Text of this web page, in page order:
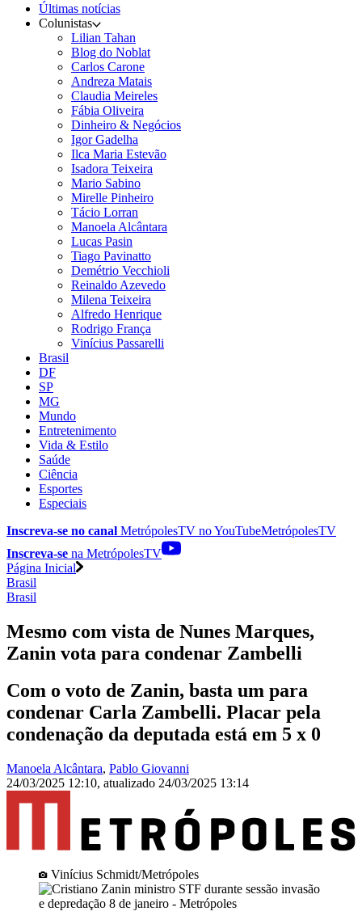
Últimas notícias
Colunistas
Lilian Tahan
Blog do Noblat
Carlos Carone
Andreza Matais
Claudia Meireles
Fábia Oliveira
Dinheiro & Negócios
Igor Gadelha
Ilca Maria Estevão
Isadora Teixeira
Mario Sabino
Mirelle Pinheiro
Tácio Lorran
Manoela Alcântara
Lucas Pasin
Tiago Pavinatto
Demétrio Vecchioli
Reinaldo Azevedo
Milena Teixeira
Alfredo Henrique
Rodrigo França
Vinícius Passarelli
Brasil
DF
SP
MG
Mundo
Entretenimento
Vida & Estilo
Saúde
Ciência
Esportes
Especiais
Inscreva-se no canal MetrópolesTV noYouTubeMetrópolesTV
Inscreva-se na MetrópolesTV
Página Inicial
Brasil
Brasil
Mesmo com vista de Nunes Marques,
Zanin vota para condenar Zambelli
Com o voto de Zanin, basta um para
condenar Carla Zambelli. Placar pela
condenação da deputada está em 5 x 0
Manoela Alcântara, Pablo Giovanni
24/03/2025 12:10, atualizado 24/03/2025 13:14
Vinícius Schmidt/Metrópoles